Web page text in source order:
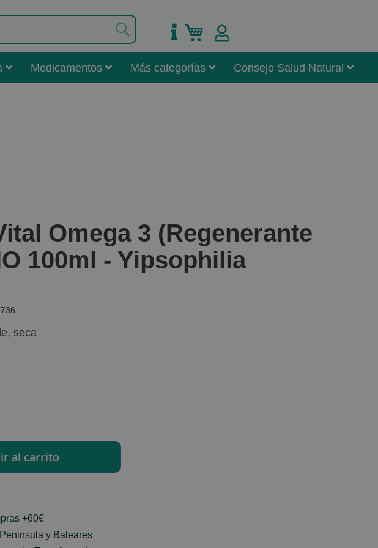
Mi carrito
Medicamentos Más categorías Consejo Salud Natural
Omega 3 (Regenerante
100ml - Yipsophilia
seca
+60€
y Baleares